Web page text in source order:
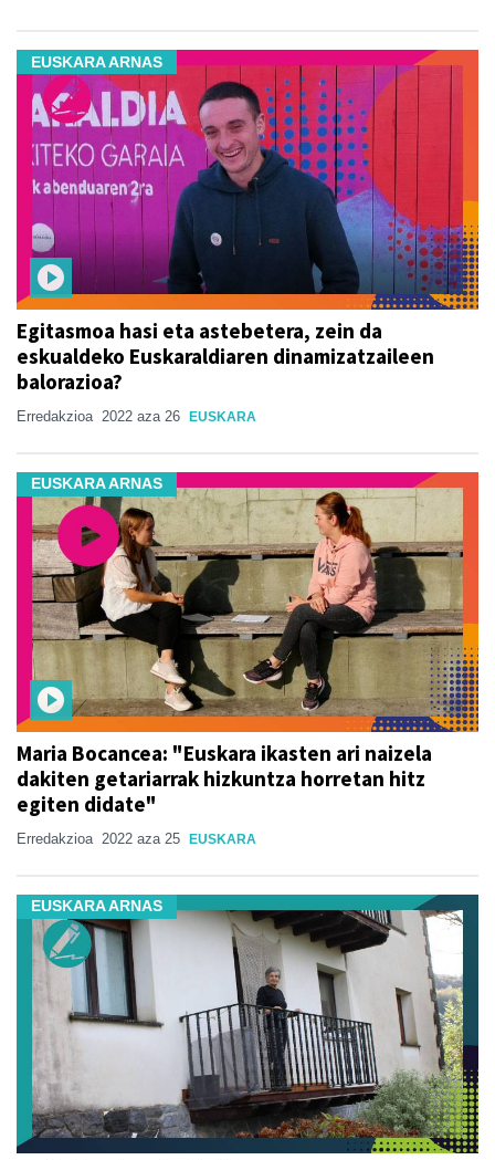
EUSKARA ARNAS
Egitasmoa hasi eta astebetera, zein da
eskualdeko Euskaraldiaren dinamizatzaileen
balorazioa?
Erredakzioa 2022 aza 26 EUSKARA
EUSKARA ARNAS
Maria Bocancea: "Euskara ikasten ari naizela
dakiten getariarrak hizkuntza horretan hitz
egiten didate"
Erredakzioa 2022 aza 25 EUSKARA
EUSKARA ARNAS